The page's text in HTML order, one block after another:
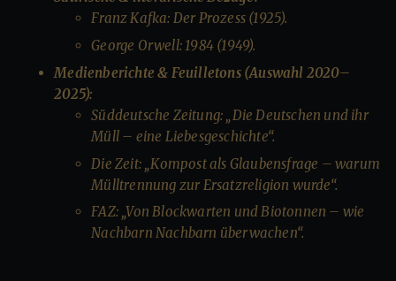
Franz Kafka: Der Prozess (1925).
George Orwell: 1984 (1949).
Medienberichte & Feuilletons (Auswahl 2020–
2025):
Süddeutsche Zeitung: „Die Deutschen und ihr
Müll – eine Liebesgeschichte“.
Die Zeit: „Kompost als Glaubensfrage – warum
Mülltrennung zur Ersatzreligion wurde“.
FAZ: „Von Blockwarten und Biotonnen – wie
Nachbarn Nachbarn überwachen“.